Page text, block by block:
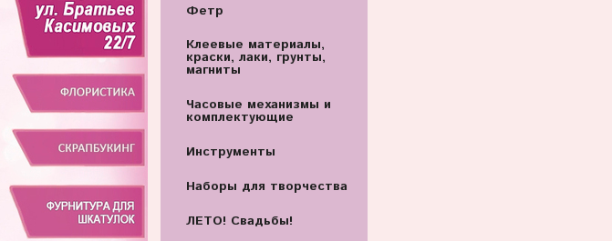
Фетр
Клеевые материалы,
краски, лаки, грунты,
магниты
Часовые механизмы и
комплектующие
Инструменты
Наборы для творчества
ЛЕТО! Свадьбы!